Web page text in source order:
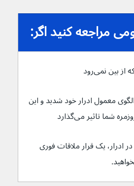
مراجعه کنید اگر:
بین نمی‌رود
معمول ادرار خود شدید و این
شما تاثیر می‌گذارد
یک قرار ملاقات فوری